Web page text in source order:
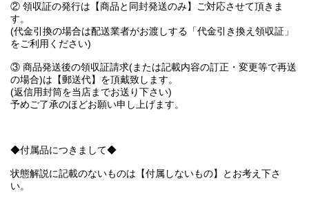
② 領収証の発行は【商品と同封発送のみ】ご対応させて頂きま
す。
(代金引換の場合は配送業者がお渡しする「代金引き換え領収証」
をご利用ください)
③ 商品発送後の領収証請求(または記載内容の訂正・変更等で再送
の場合)は【郵送代】を頂戴致します。
(返信用封筒を当店までお送り下さい)
予めご了承のほどお願い申し上げます。
◆付属品につきまして◆
状態解説に記載のないものは【付属しないもの】とお考え下さ
い。